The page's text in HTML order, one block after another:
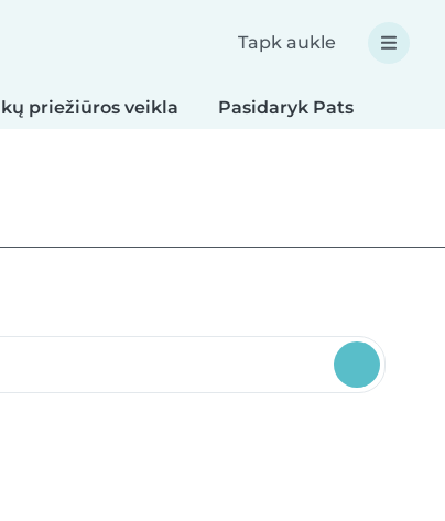
Tapk aukle
priežiūros veikla Pasidaryk Pats